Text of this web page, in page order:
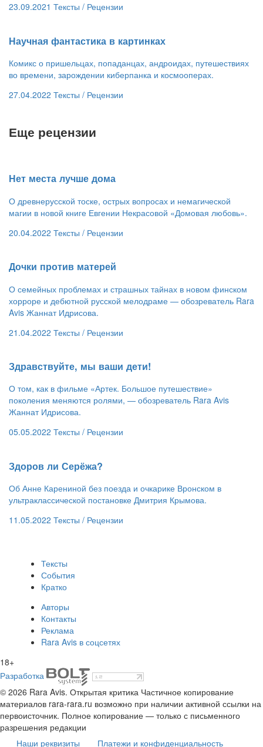
23.09.2021 Тексты / Рецензии
​Научная фантастика в картинках
Комикс о пришельцах, попаданцах, андроидах, путешествиях
во времени, зарождении киберпанка и космооперах.
27.04.2022 Тексты / Рецензии
Еще рецензии
​Нет места лучше дома
О древнерусской тоске, острых вопросах и немагической
магии в новой книге Евгении Некрасовой «Домовая любовь».
20.04.2022 Тексты / Рецензии
​Дочки против матерей
О семейных проблемах и страшных тайнах в новом финском
хорроре и дебютной русской мелодраме — обозреватель Rara
Avis Жаннат Идрисова.
21.04.2022 Тексты / Рецензии
​Здравствуйте, мы ваши дети!
О том, как в фильме «Артек. Большое путешествие»
поколения меняются ролями, — обозреватель Rara Avis
Жаннат Идрисова.
05.05.2022 Тексты / Рецензии
​Здоров ли Серёжа?
Об Анне Карениной без поезда и очкарике Вронском в
ультраклассической постановке Дмитрия Крымова.
11.05.2022 Тексты / Рецензии
Тексты
События
Кратко
Авторы
Контакты
Реклама
Rara Avis в соцсетях
18+
Разработка
© 2026 Rara Avis. Открытая критика Частичное копирование
материалов rara-rara.ru возможно при наличии активной ссылки на
первоисточник. Полное копирование — только с письменного
разрешения редакции
Наши реквизиты
Платежи и конфиденциальность